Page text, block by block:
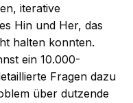
iterative
Hin und Her, das
halten konnten.
ein 10.000-
Fragen dazu
über dutzende